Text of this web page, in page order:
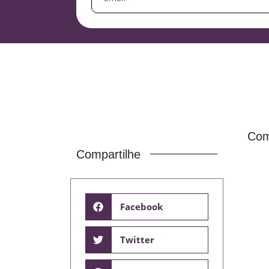
Compartilhe
Facebook
Twitter